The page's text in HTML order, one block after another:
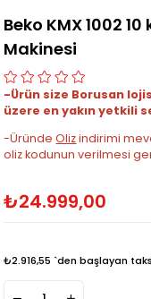
Beko KMX 1002
Makinesi
-Ürün size Borusan
üzere en yakın yetkili
-ÜründeOlizindirimi
oliz kodunun verilmesi
₺24.999,00
₺2.916,55 `den başlayan